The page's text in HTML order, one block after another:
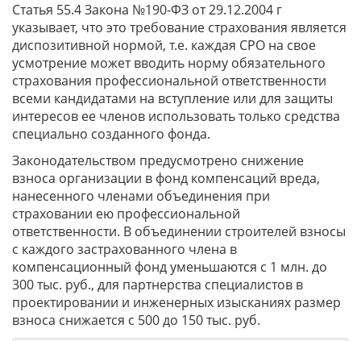
Статья 55.4 Закона №190-ФЗ от 29.12.2004 г
указывает, что это требование страхования является
диспозитивной нормой, т.е. каждая СРО на свое
усмотрение может вводить норму обязательного
страхования профессиональной ответственности
всеми кандидатами на вступление или для защиты
интересов ее членов использовать только средства
специально созданного фонда.
Законодательством предусмотрено снижение
взноса организации в фонд компенсаций вреда,
нанесенного членами объединения при
страховании ею профессиональной
ответственности. В объединении строителей взносы
с каждого застрахованного члена в
компенсационный фонд уменьшаются с 1 млн. до
300 тыс. руб., для партнерства специалистов в
проектировании и инженерных изысканиях размер
взноса снижается с 500 до 150 тыс. руб.